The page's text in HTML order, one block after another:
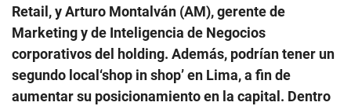
Retail, y Arturo Montalván (AM), gerente de
Marketing y de Inteligencia de Negocios
corporativos del holding. Además, podrían tener un
segundo local‘shop in shop’ en Lima, a fin de
aumentar su posicionamiento en la capital. Dentro